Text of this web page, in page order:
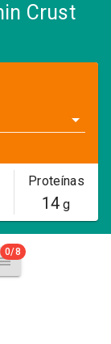
Crust
Proteínas
14 g
0/8